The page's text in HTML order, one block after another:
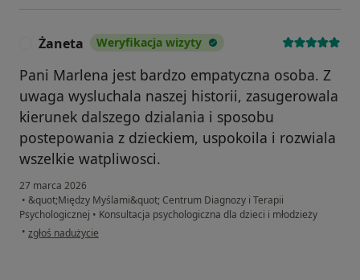
Żaneta Weryfikacja wizyty
Pani Marlena jest bardzo empatyczna osoba. Z
uwaga wysluchala naszej historii, zasugerowala
kierunek dalszego dzialania i sposobu
postepowania z dzieckiem, uspokoila i rozwiala
wszelkie watpliwosci.
27 marca 2026
• &quot;Między Myślami&quot; Centrum Diagnozy i Terapii
Psychologicznej • Konsultacja psychologiczna dla dzieci i młodzieży
• w opinii użytkownika Żaneta
zgłoś nadużycie